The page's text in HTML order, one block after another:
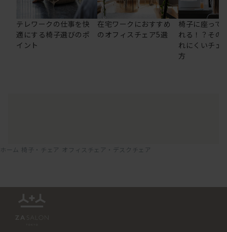
テレワークの仕事を快
適にする椅子選びのポ
イント
在宅ワークにおすすめ
のオフィスチェア5選
椅子に座って
れる！？その
れにくいチェ
方
ホーム 椅子・チェア オフィスチェア・デスクチェア